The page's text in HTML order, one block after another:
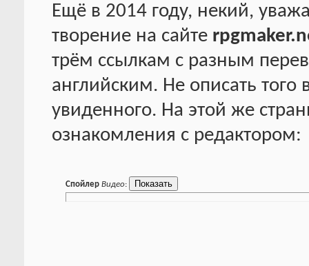
Ещё в 2014 году, некий,
творение на сайте
трём ссылкам с разным
английским. Не описать того
увиденного. На этой же
ознакомления с редактором:
Спойлер Видео: